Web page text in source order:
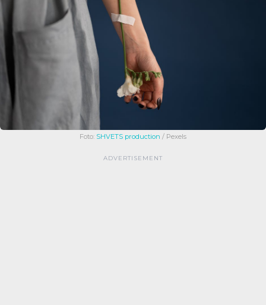
Foto: SHVETS production / Pexels